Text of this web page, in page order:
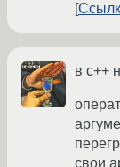
в с++
свои